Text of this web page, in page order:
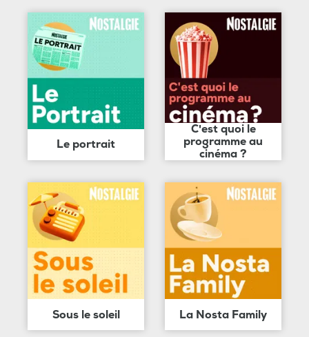
Le portrait
C'est quoi le
programme au
cinéma ?
Sous le soleil La Nosta Family